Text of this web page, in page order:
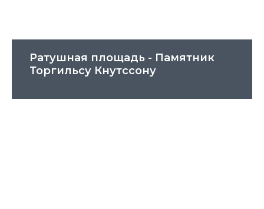
Ратушная площадь - Памятник
Торгильсу Кнутссону